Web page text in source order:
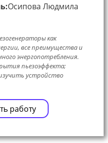
Осипова Людмила
как
все преимущества и
энергопотребления.
пьезоэффекта;
устройство
работу